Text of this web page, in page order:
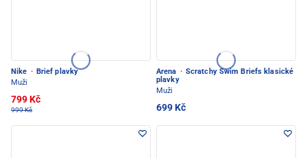
Nike · Brief plavky
Muži
799 Kč
999 Kč
Arena · Scratchy Swim Briefs klasické
plavky
Muži
699 Kč